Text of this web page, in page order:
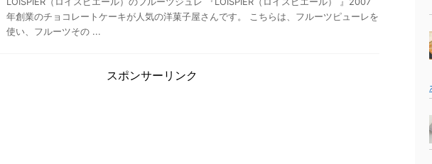
年創業のチョコレートケーキが人気の洋菓子屋さんです。 こちらは、フルーツピューレを
使い、フルーツその ...
スポンサーリンク